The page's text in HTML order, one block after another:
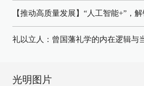
【推动高质量发展】“人工智能+”，
礼以立人：曾国藩礼学的内在逻辑与
光明图片